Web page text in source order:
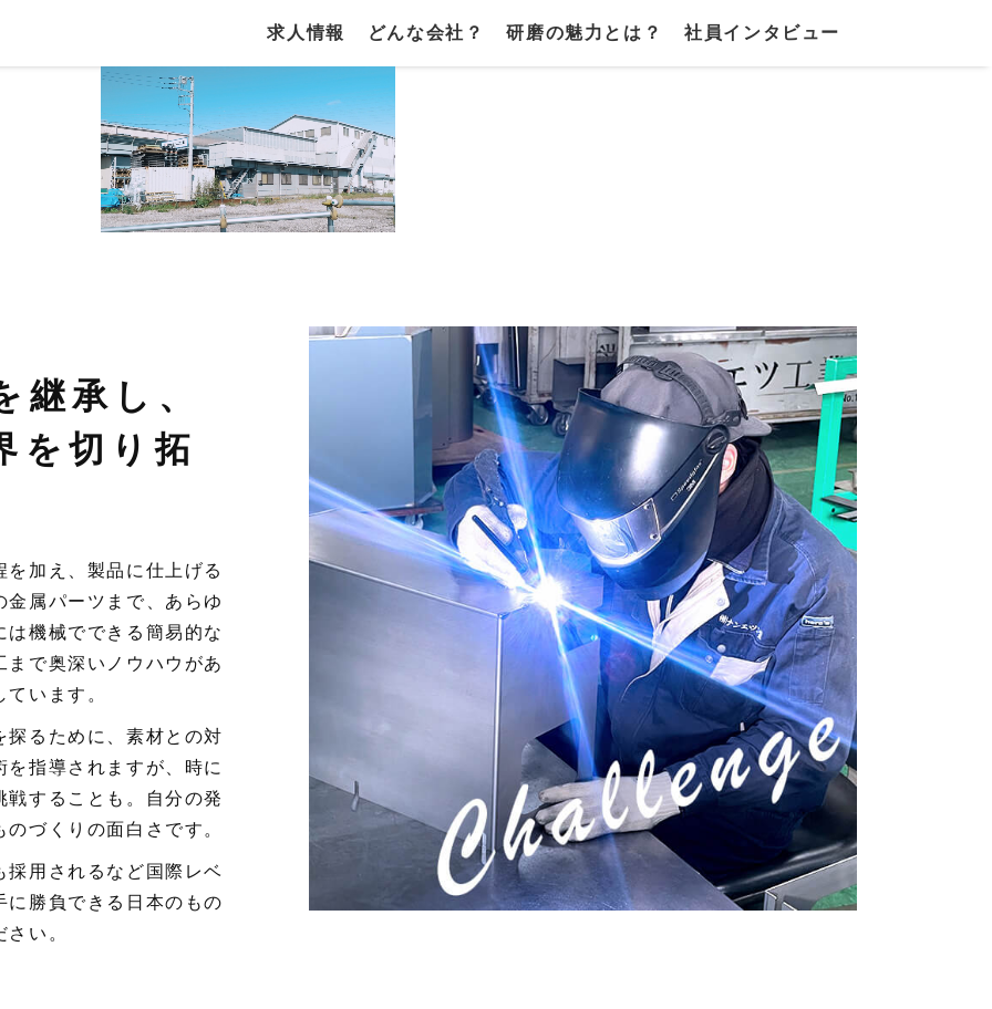
求人情報 どんな会社？ 研磨の魅力とは？ 社員インタビュー
継承し、
を切り拓
加え、製品に仕上げる
属パーツまで、あらゆ
機械でできる簡易的な
で奥深いノウハウがあ
います。
るために、素材との対
指導されますが、時に
することも。自分の発
づくりの面白さです。
用されるなど国際レベ
勝負できる日本のもの
い。